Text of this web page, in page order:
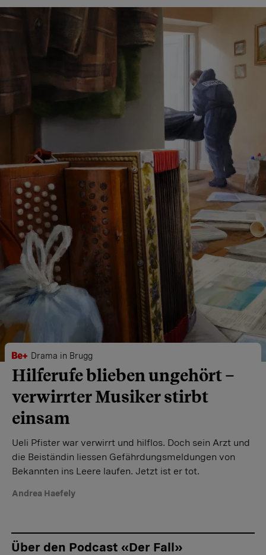
Drama in Brugg
Hilferufe blieben ungehört –
verwirrter Musiker stirbt
einsam
Ueli Pfister war verwirrt und hilflos. Doch sein Arzt und
die Beiständin liessen Gefährdungsmeldungen von
Bekannten ins Leere laufen. Jetzt ist er tot.
Andrea Haefely
Über den Podcast «Der Fall»